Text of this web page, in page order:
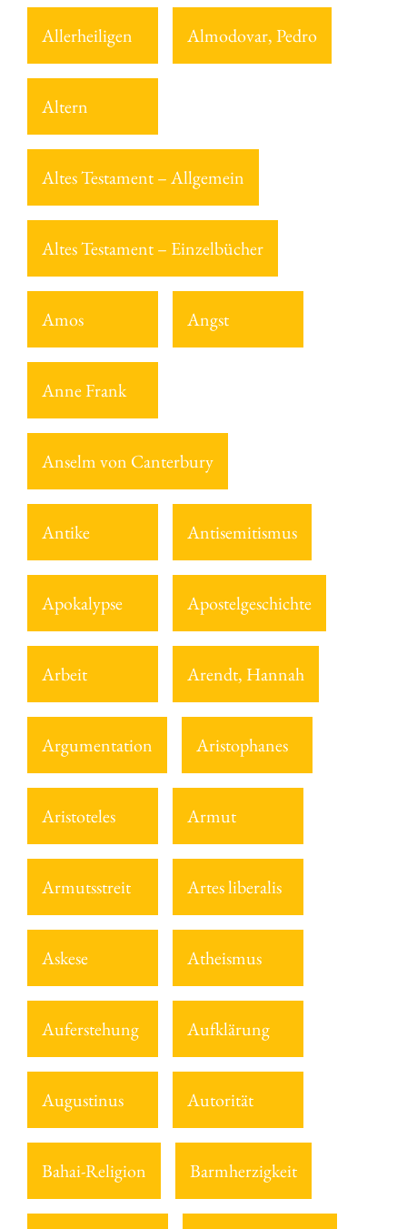
Allerheiligen Almodovar, Pedro
Altern
Altes Testament – Allgemein
Altes Testament – Einzelbücher
Amos Angst
Anne Frank
Anselm von Canterbury
Antike Antisemitismus
Apokalypse Apostelgeschichte
Arbeit Arendt, Hannah
Argumentation Aristophanes
Aristoteles Armut
Armutsstreit Artes liberalis
Askese Atheismus
Auferstehung Aufklärung
Augustinus Autorität
Bahai-Religion Barmherzigkeit